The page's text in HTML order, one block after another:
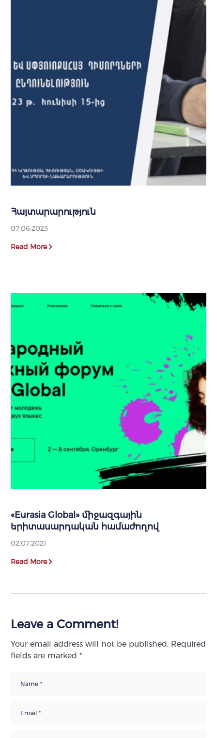
Հայտարարություն
07.06.2023
Read More
«Eurasia Global» միջազգային
երիտասարդական համաժողով
02.07.2021
Read More
Leave a Comment!
Your email address will not be published. Required
fields are marked*